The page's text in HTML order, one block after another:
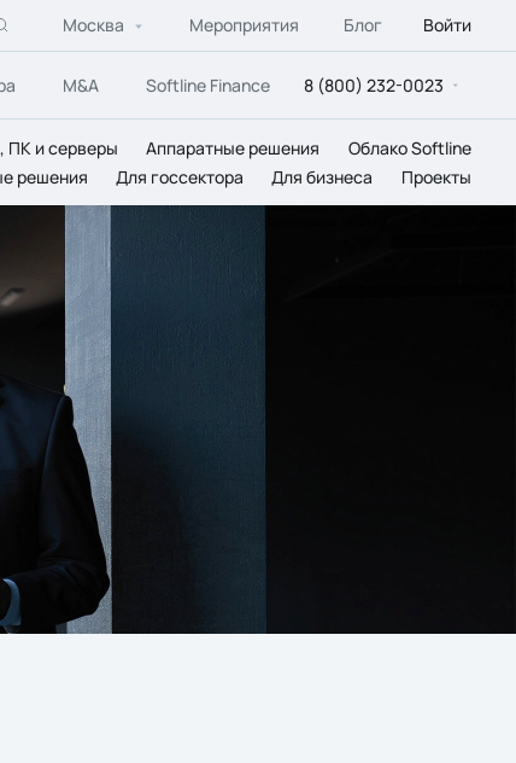
Москва Мероприятия Блог Войти
M&A Softline Finance 8 (800) 232-0023
ПК и серверы Аппаратные решения
Облако Softline
решения Для госсектора Для бизнеса Проекты